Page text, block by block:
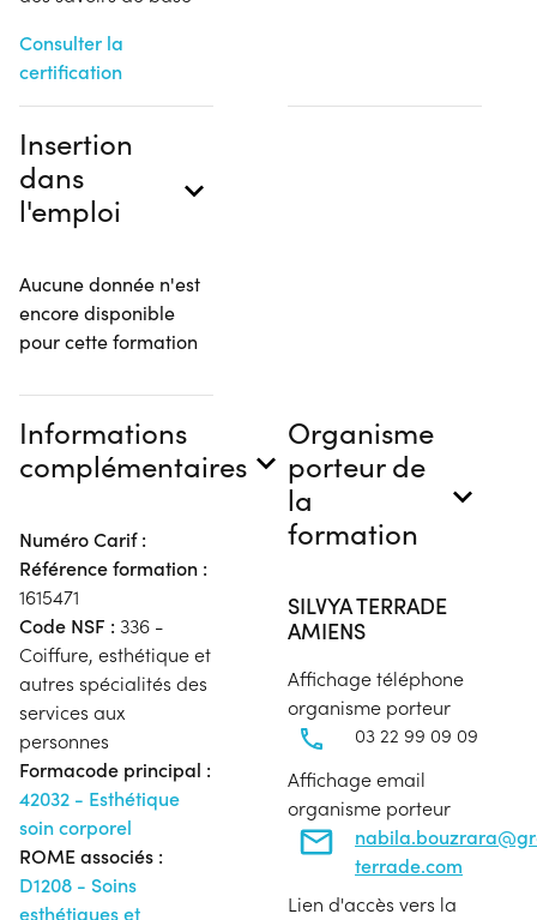
Consulter la
certification
Insertion
dans
l'emploi
Aucune donnée n'est
encore disponible
pour cette formation
Informations
complémentaires
Numéro Carif :
Référence formation :
1615471
Code NSF : 336 -
Coiffure, esthétique et
autres spécialités des
services aux
personnes
Formacode principal :
42032 - Esthétique
soin corporel
ROME associés :
D1208 - Soins
esthétiques et
Organisme
porteur de
la
formation
SILVYA TERRADE
AMIENS
Affichage téléphone
organisme porteur
03 22 99 09 09
Affichage email
organisme porteur
terrade.com
Lien d'accès vers la